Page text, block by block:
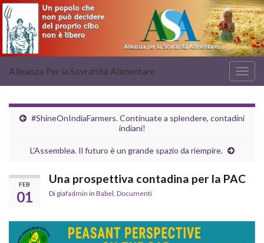
la
Alleanza Per la Sovranità Alimentare
#ShineOnIndiaFarmers. Continuate a splendere, contadini
indiani!
L’Assemblea. Il futuro è un grande spazio da riempire.
FEB
01
Una prospettiva contadina per la PAC
Di giafadmin in Babel Documenti